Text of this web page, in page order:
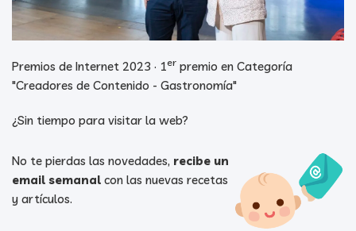
Premios de Internet 2023 · 1er premio en Categoría
"Creadores de Contenido - Gastronomía"
¿Sin tiempo para visitar la web?
No te pierdas las novedades, recibe un
email semanal con las nuevas recetas
y artículos.